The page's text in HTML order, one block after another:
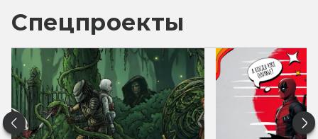
Спецпроекты